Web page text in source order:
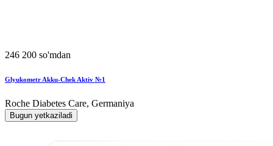
246 200 so'mdan
Glyukometr Akku-Chek Aktiv №1
Roche Diabetes Care, Germaniya
Bugun yetkaziladi